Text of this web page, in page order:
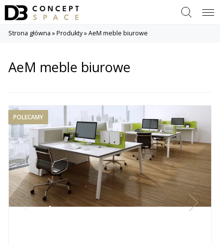
Szukaj Menu
Strona główna »Produkty»AeM meble biurowe
AeM meble biurowe
POLECAMY